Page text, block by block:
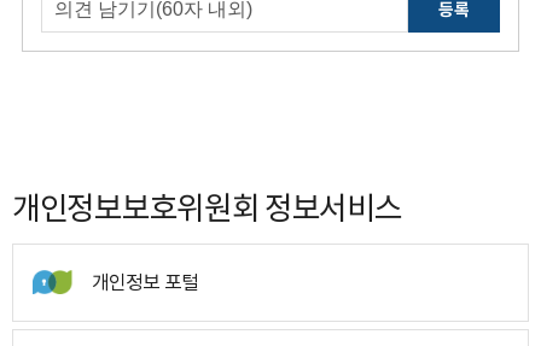
등록
개인정보보호위원회 정보서비스
개인정보 포털